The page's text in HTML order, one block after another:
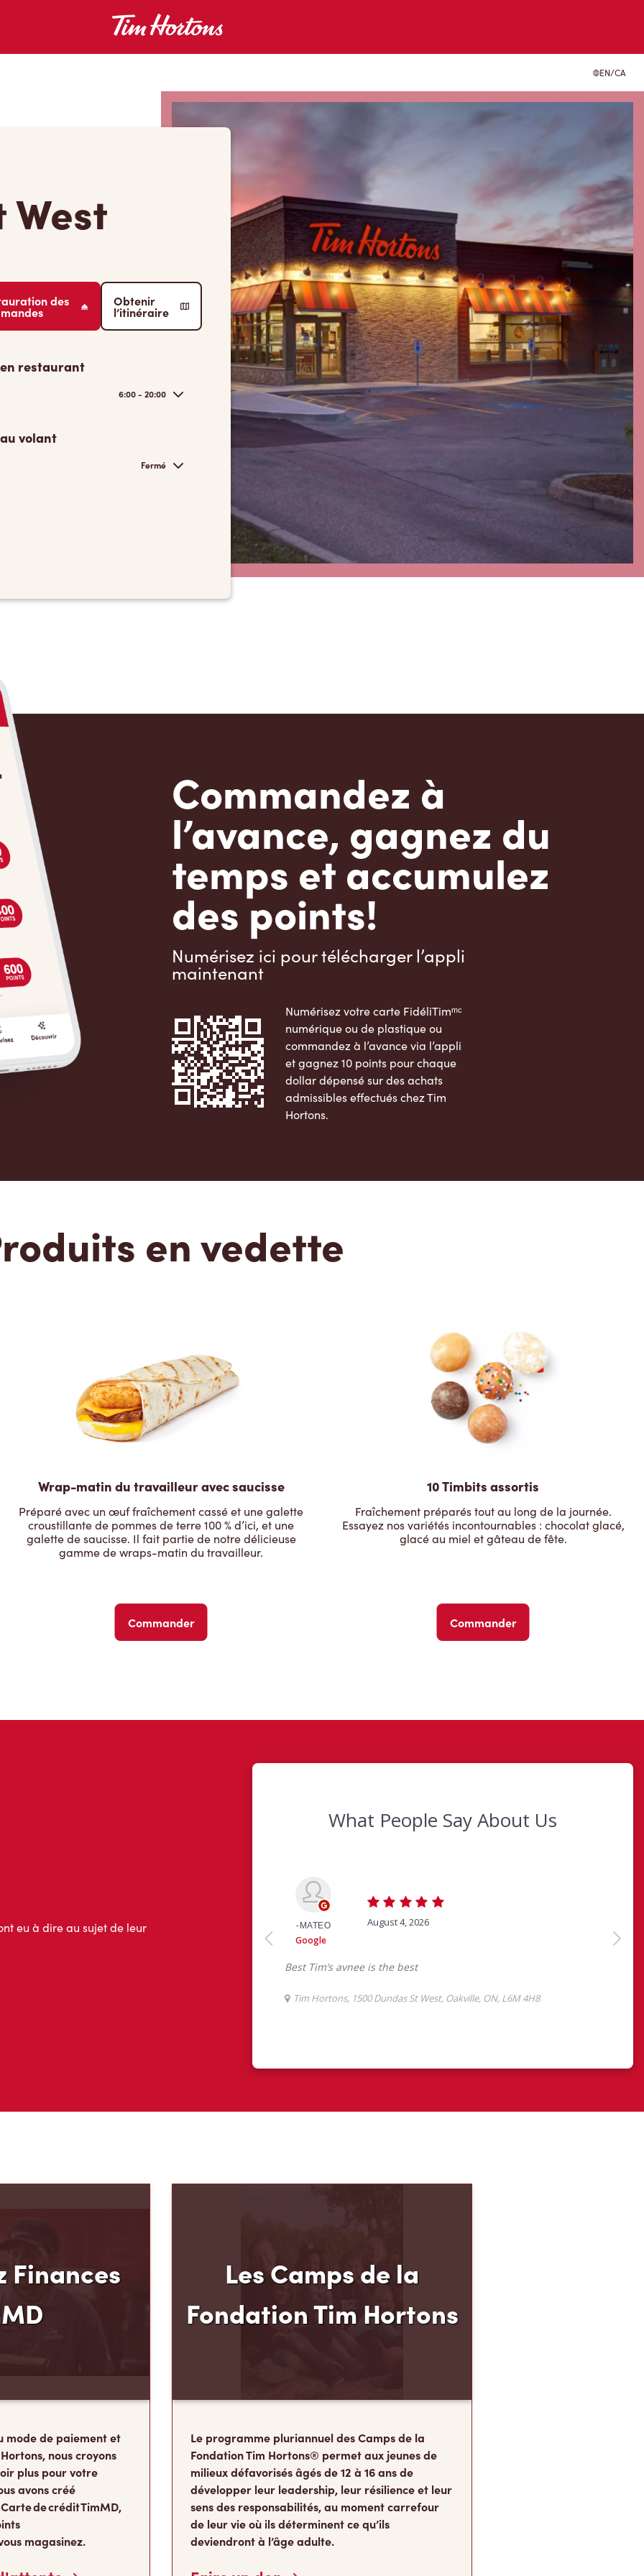
EN/CA
West
des Obtenir
l’itinéraire
restaurant
6:00 - 20:00
volant
Fermé
Commandez à
l’avance, gagnez du
temps et accumulez
des points!
Numérisez ici pour télécharger l’appli
maintenant
Numérisez votre carte FidéliTimᵐᶜ
numérique ou de plastique ou
commandez à l’avance via l’appli
et gagnez 10 points pour chaque
dollar dépensé sur des achats
admissibles effectués chez Tim
Hortons.
en vedette
Wrap-matin du travailleur avec saucisse
Préparé avec un œuf fraîchement cassé et une galette
croustillante de pommes de terre 100 % d’ici, et une
galette de saucisse. Il fait partie de notre délicieuse
gamme de wraps-matin du travailleur.
Commander
10 Timbits assortis
Fraîchement préparés tout au long de la journée.
Essayez nos variétés incontournables : chocolat glacé,
glacé au miel et gâteau de fête.
Commander
eu à dire au sujet de leur
Finances
mode de paiement et
nous croyons
plus pour votre
avons créé
de crédit TimMD,
magasinez.
Les Camps de la
Fondation Tim Hortons
Le programme pluriannuel des Camps de la
Fondation Tim Hortons® permet aux jeunes de
milieux défavorisés âgés de 12 à 16 ans de
développer leur leadership, leur résilience et leur
sens des responsabilités, au moment carrefour
de leur vie où ils déterminent ce qu’ils
deviendront à l’âge adulte.